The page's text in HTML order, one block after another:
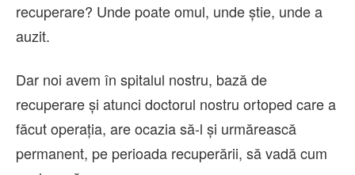
recuperare? Unde poate omul, unde știe, unde a
auzit.
Dar noi avem în spitalul nostru, bază de
recuperare și atunci doctorul nostru ortoped care a
făcut operația, are ocazia să-l și urmărească
permanent, pe perioada recuperării, să vadă cum